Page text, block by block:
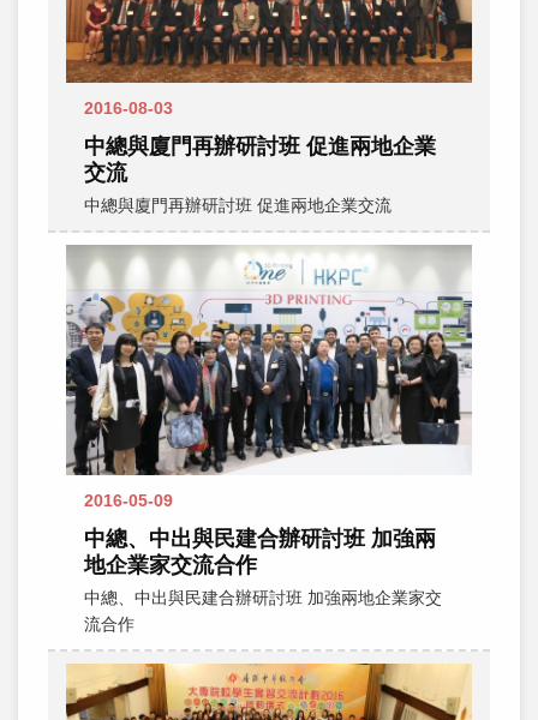
2016-08-03
中總與廈門再辦研討班 促進兩地企業
交流
中總與廈門再辦研討班 促進兩地企業交流
2016-05-09
中總、中出與民建合辦研討班 加強兩
地企業家交流合作
中總、中出與民建合辦研討班 加強兩地企業家交
流合作